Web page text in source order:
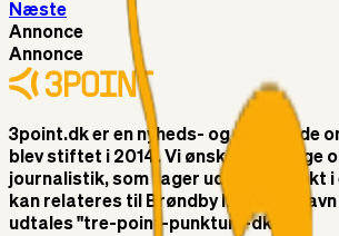
Næste
Annonce
Annonce
3point.dk er en nyheds- og debatside
blev stiftet i 2014. Vi ønsker at bringe
journalistik, som tager udgangspunkt i
kan relateres til Brøndby IF. Vores
udtales "tre-point-punktum-dk"